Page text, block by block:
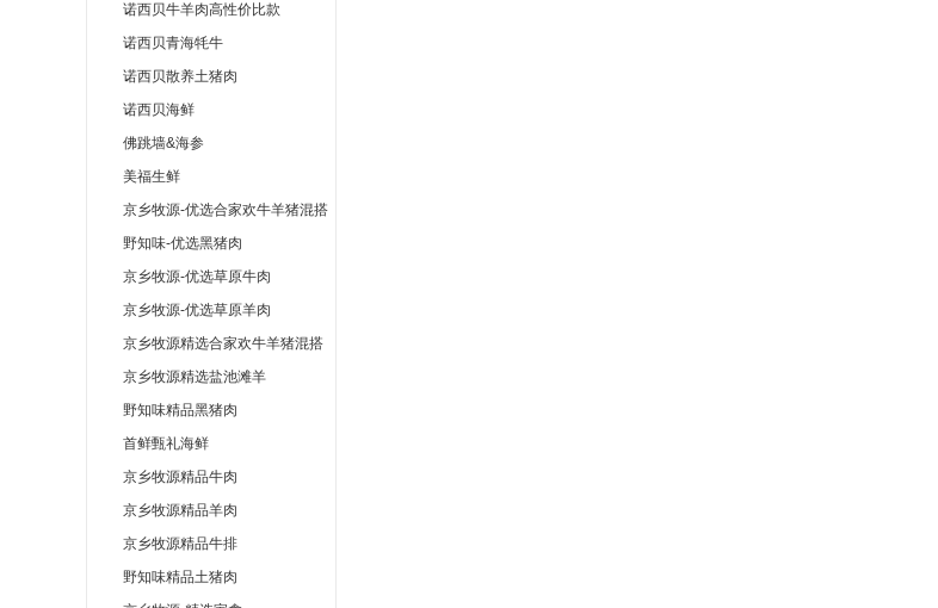
诺西贝牛羊肉高性价比款
诺西贝青海牦牛
诺西贝散养土猪肉
诺西贝海鲜
佛跳墙&海参
美福生鲜
京乡牧源-优选合家欢牛羊猪混搭
野知味-优选黑猪肉
京乡牧源-优选草原牛肉
京乡牧源-优选草原羊肉
京乡牧源精选合家欢牛羊猪混搭
京乡牧源精选盐池滩羊
野知味精品黑猪肉
首鲜甄礼海鲜
京乡牧源精品牛肉
京乡牧源精品羊肉
京乡牧源精品牛排
野知味精品土猪肉